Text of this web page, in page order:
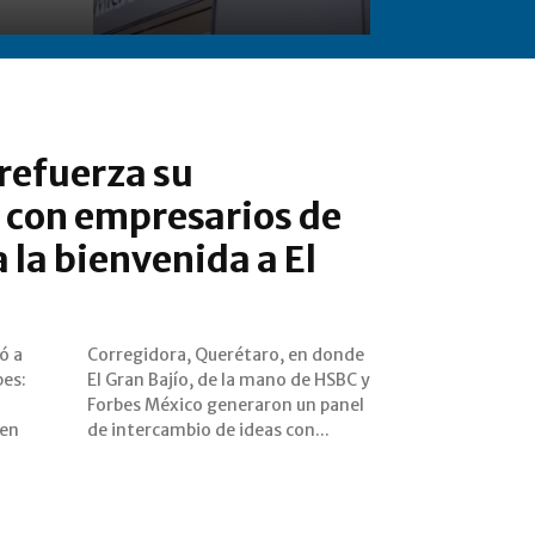
su
empresarios de
la bienvenida a El
a
y
de intercambio de ideas con...